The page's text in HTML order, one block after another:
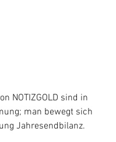
NOTIZGOLD sind in
man bewegt sich
Jahresendbilanz.